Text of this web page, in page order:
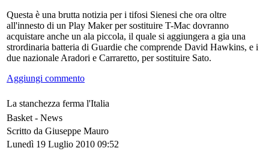
Questa è una brutta notizia per i tifosi Sienesi che ora oltre
all'innesto di un Play Maker per sostituire T-Mac dovranno
acquistare anche un ala piccola, il quale si aggiungera a gia una
strordinaria batteria di Guardie che comprende David Hawkins, e i
due nazionale Aradori e Carraretto, per sostituire Sato.
Aggiungi commento
La stanchezza ferma l'Italia
Basket - News
Scritto da Giuseppe Mauro
Lunedì 19 Luglio 2010 09:52